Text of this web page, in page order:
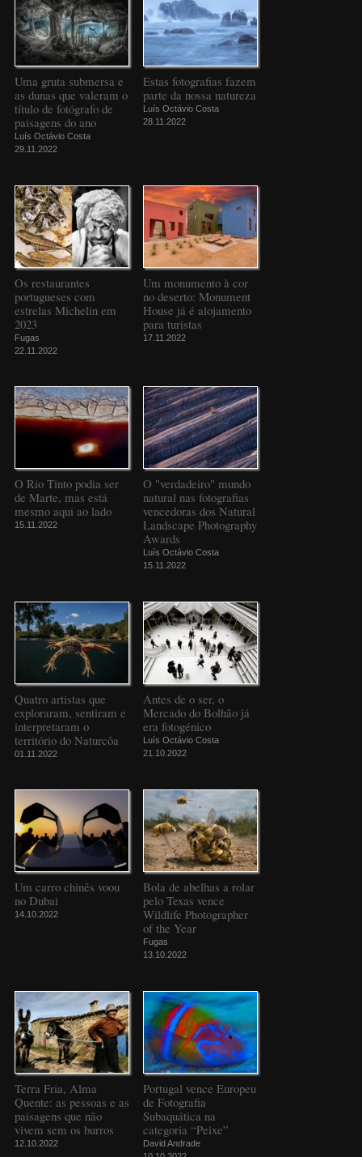
Uma gruta submersa e
as dunas que valeram o
título de fotógrafo de
paisagens do ano
Luís Octávio Costa
29.11.2022
Estas fotografias fazem
parte da nossa natureza
Luís Octávio Costa
28.11.2022
Os restaurantes
portugueses com
estrelas Michelin em
2023
Fugas
22.11.2022
Um monumento à cor
no deserto: Monument
House já é alojamento
para turistas
17.11.2022
O Rio Tinto podia ser
de Marte, mas está
mesmo aqui ao lado
15.11.2022
O "verdadeiro" mundo
natural nas fotografias
vencedoras dos Natural
Landscape Photography
Awards
Luís Octávio Costa
15.11.2022
Quatro artistas que
exploraram, sentiram e
interpretaram o
território do Naturcôa
01.11.2022
Antes de o ser, o
Mercado do Bolhão já
era fotogénico
Luís Octávio Costa
21.10.2022
Um carro chinês voou
no Dubai
14.10.2022
Bola de abelhas a rolar
pelo Texas vence
Wildlife Photographer
of the Year
Fugas
13.10.2022
Terra Fria, Alma
Quente: as pessoas e as
paisagens que não
vivem sem os burros
12.10.2022
Portugal vence Europeu
de Fotografia
Subaquática na
categoria “Peixe”
David Andrade